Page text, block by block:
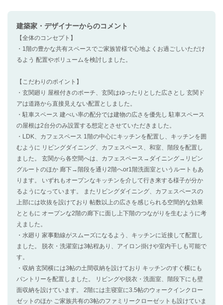
建築家・デザイナーからのコメント
【全体のコンセプト】
・1階の豊かな共有スペースでご家族皆様で心地よくお過ごしいただけ
るよう 配置やボリュームを検討しました。
【こだわりのポイント】
・玄関廻り 屋根付きのポーチ、玄関はゆったりとした広さとし 玄関ド
アは道路から直接見えない配置としました。
・駐車スペース 建ぺい率の配分では建物の広さを優先し 駐車スペース
の屋根は2台分のみ設置する想定とさせていただきました。
・LDK、カフェスペース 1階の中心にキッチンを配置し、キッチンを囲
むように リビングダイニング、カフェスペース、和室、階段を配置し
ました。 玄関から各空間へは、カフェスペース→ダイニング→リビン
グルートのほか 廊下→階段を通り2階へor1階洗面室というルートもあ
ります。 いずれもオープンなキッチンを介して行き来する様子が分か
るようになっています。 またリビングダイニング、カフェスペースの
上部には吹抜を設けており 帖数以上の広さを感じられる空間的な効果
とともに オープンな2階の廊下に面し上下階のつながりを生むように考
えました。
・水廻り 家事動線がスムーズになるよう、キッチンに近接して配置し
ました。 脱衣・洗濯室は3帖程あり、アイロン掛けや室内干しも可能で
す。
・収納 玄関横には3帖の土間収納を設けており キッチンのすぐ横にも
パントリーを配置しました。 リビングや脱衣・洗面室、階段下にも壁
面収納を設けています。 2階には主寝室に3.5帖のウォークインクロー
ゼットのほか ご家族共有の3帖のファミリークローゼットも設けていま